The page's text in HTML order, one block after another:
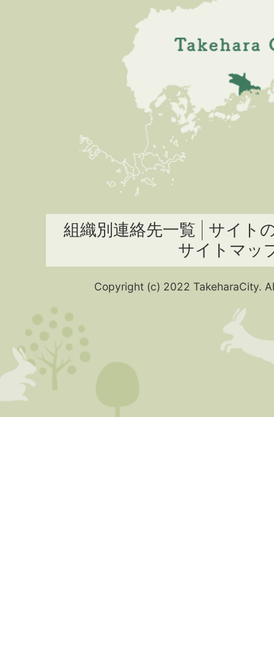
組織別連絡先一覧
サイト
サイトマッ
Copyright (c) 2022 TakeharaCity.